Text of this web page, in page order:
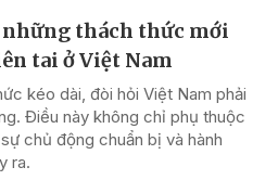
thách thức mới
tai ở Việt Nam
kéo dài, đòi hỏi Việt Nam phải
Điều này không chỉ phụ thuộc
chủ động chuẩn bị và hành
ra.